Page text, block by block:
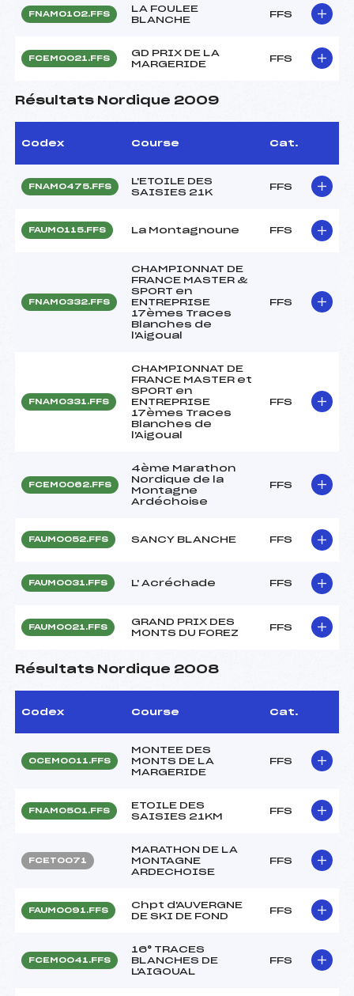
FNAM0102.FFS
LA FOULEE
BLANCHE
FFS
FCEM0021.FFS
GD PRIX DE LA
MARGERIDE
FFS
Résultats Nordique 2009
Codex Course Cat.
FNAM0475.FFS
L'ETOILE DES
SAISIES 21K
FFS
FAUM0115.FFS La Montagnoune FFS
FNAM0332.FFS
CHAMPIONNAT DE
FRANCE MASTER &
SPORT en
ENTREPRISE
17èmes Traces
Blanches de
l'Aigoual
FFS
FNAM0331.FFS
CHAMPIONNAT DE
FRANCE MASTER et
SPORT en
ENTREPRISE
17èmes Traces
Blanches de
l'Aigoual
FFS
FCEM0062.FFS
4ème Marathon
Nordique de la
Montagne
Ardéchoise
FFS
FAUM0052.FFS SANCY BLANCHE FFS
FAUM0031.FFS L' Acréchade FFS
FAUM0021.FFS
GRAND PRIX DES
MONTS DU FOREZ
FFS
Résultats Nordique 2008
Codex Course Cat.
OCEM0011.FFS
MONTEE DES
MONTS DE LA
MARGERIDE
FFS
FNAM0501.FFS
ETOILE DES
SAISIES 21KM
FFS
FCET0071
MARATHON DE LA
MONTAGNE
ARDECHOISE
FFS
FAUM0091.FFS
Chpt d'AUVERGNE
DE SKI DE FOND
FFS
FCEM0041.FFS
16° TRACES
BLANCHES DE
L'AIGOUAL
FFS